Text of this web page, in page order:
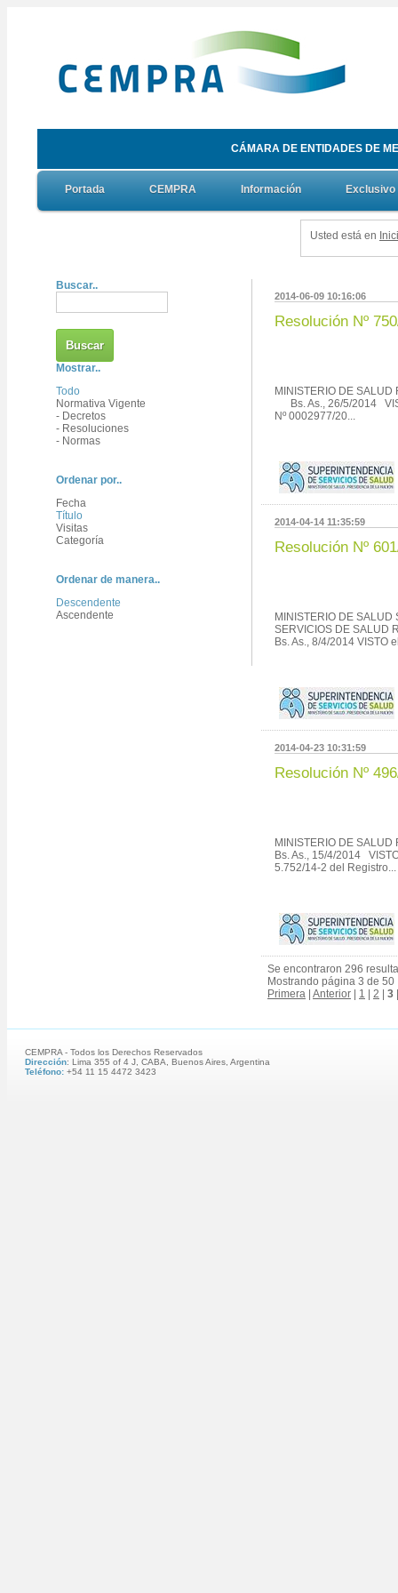
CÁMARA DE ENTIDADES DE
Portada CEMPRA Información
Usted está en
Buscar..
Mostrar..
Todo
Normativa Vigente
- Decretos
- Resoluciones
- Normas
Ordenar por..
Fecha
Título
Visitas
Categoría
Ordenar de manera..
Descendente
Ascendente
2014-06-09 10:16:06
Resolución Nº
MINISTERIO DE
Bs. As., 26/5/2014
Nº 0002977/20...
2014-04-14 11:35:59
Resolución Nº
MINISTERIO DE
SERVICIOS DE
Bs. As., 8/4/2014 VISTO
2014-04-23 10:31:59
Resolución Nº
MINISTERIO DE
Bs. As., 15/4/2014
5.752/14-2 del Registro...
Se encontraron 296
Mostrando página 3 de 50
Primera Anterior 1 2 3
CEMPRA - Todos los Derechos Reservados
Dirección: Lima 355 of 4 J, CABA, Buenos Aires, Argentina
Teléfono: +54 11 15 4472 3423